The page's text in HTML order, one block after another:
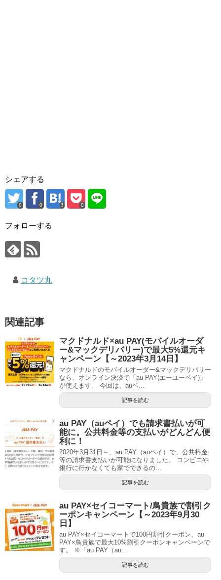
シェアする
0 0 0
フォローする
コタツ丸
関連記事
マクドナルド×au PAY(モバイルオーダ
ー&マックデリバリー)で最大5%還元キ
ャンペーン【～2023年3月14日】
マクドナルドのモバイルオーダー&マックデリバリー
なら、オンライン決済で「au PAY(エーユーペイ)」
が使えます。 今回は、auペ...
記事を読む
au PAY（auペイ）でも請求書払いが可
能に。公共料金等の支払いがどんどん便
利に！
2020年3月31日～、au PAY（auペイ）で、公共料金
等の請求書支払いが可能になりました。 コンビニや
銀行に行かなくても家でできるの...
記事を読む
au PAY×セイコーマート/鳥貴族で割引ク
ーポンキャンペーン【～2023年9月30
日】
au PAY×セイコーマートで100円割引クーポン、au
PAY×鳥貴族で最大10%割引クーポンキャンペーンで
す。 ※「au PAY（au...
記事を読む